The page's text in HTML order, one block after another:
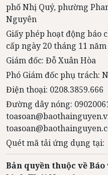
phố Nhị Quý, phường
Nguyên
Giấy phép hoạt động báo
cấp ngày 20 tháng 11 năm
Giám đốc: Đỗ Xuân Hòa
Phó Giám đốc phụ trách:
Điện thoại: 0208.3859.666
Đường dây nóng:
Quét mã tải ứng dụng tại:
Bản quyền thuộc về